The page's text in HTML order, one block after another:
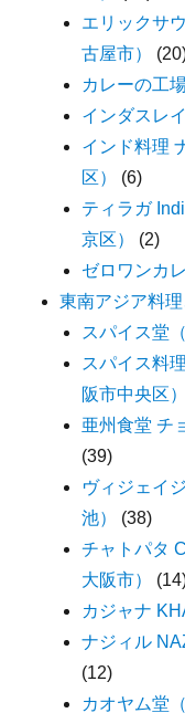
エリックサ
古屋市）
カレーの工
インダスレ
インド料理
区）
(6)
ティラガ
京区）
(2)
ゼロワンカ
東南アジア料
スパイス堂
スパイス料
阪市中央区）
亜州食堂 チ
(39)
ヴィジェイ
池）
(38)
チャトパタ
大阪市）
カジャナ
ナジィル
(12)
カオヤム堂